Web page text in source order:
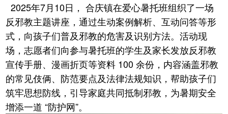
2025年7月10日， 合庆镇在爱心暑托班组织了一场
反邪教主题讲座，通过生动案例解析、互动问答等形
式，向孩子们普及邪教的危害及识别方法。活动现
场，志愿者们向参与暑托班的学生及家长发放反邪教
宣传手册、漫画折页等资料 100 余份，内容涵盖邪教
的常见伎俩、防范要点及法律法规知识，帮助孩子们
筑牢思想防线，引导家庭共同抵制邪教，为暑期安全
增添一道 “防护网”。